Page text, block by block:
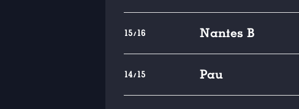
15/16 Nantes B
14/15 Pau